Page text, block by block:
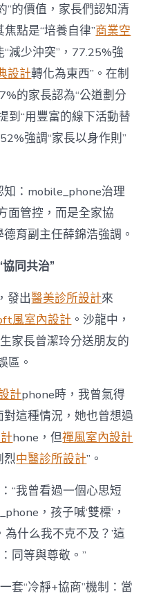
”的價值，家長們認知清
焦點是“培養自律”商業空
“減少沖突”，77.25%強
設計轉化為東西”。在制
的家長認為“公道劃分
到“用豐富的線下活動替
強調“家長以身作則”
：mobile_phone治理
面管控，而是全家協
育副主任薛錦浩強調。
同共治”
發出醫美診所設計來
風室內設計 。沙龍中，
家長曾潔玲分送朋友的
區。
計phone時，我曾氣得
這種情況，她也曾想過
hone，但禪風室內設計
烈中醫診所設計”。
“我曾看過一個心思短
，孩子喊‘雙標’，
什么我不克不及？’這
同等與尊敬。”
套“冷靜+協商”機制：當